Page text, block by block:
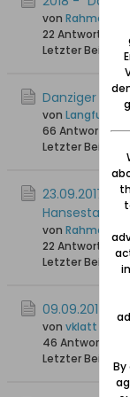
von
22 Antworten
Letzter Beitrag
Danziger
von Langfuhr43
66 Antworten
Letzter Beitrag
23.09.2017:
Hansestadt
von
22 Antworten
Letzter Beitrag
09.09.2017:
von vklatt
46 Antworten
Letzter BeitragBy